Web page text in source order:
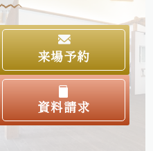
来場予約
資料請求